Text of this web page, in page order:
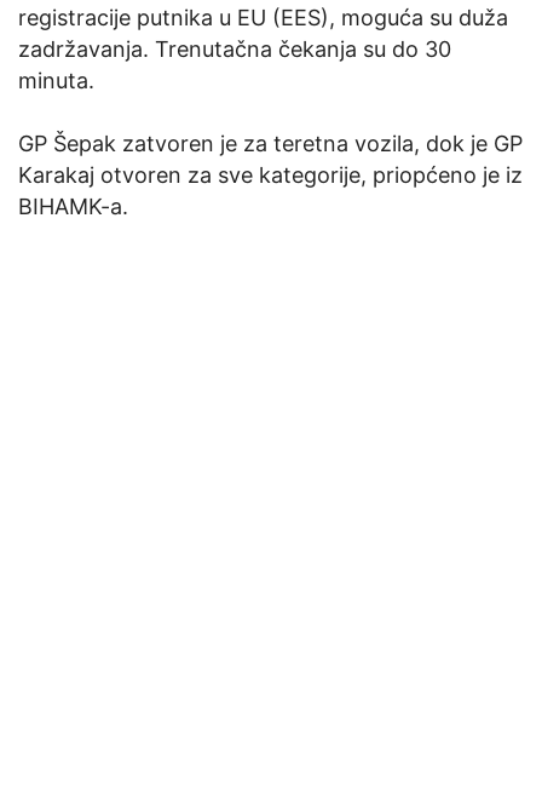
registracije putnika u EU (EES), moguća su duža
zadržavanja. Trenutačna čekanja su do 30
minuta.
GP Šepak zatvoren je za teretna vozila, dok je GP
Karakaj otvoren za sve kategorije, priopćeno je iz
BIHAMK-a.